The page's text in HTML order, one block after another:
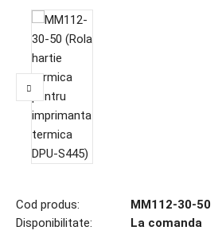
Cod produs:
MM112-30-50
Disponibilitate:
La comanda